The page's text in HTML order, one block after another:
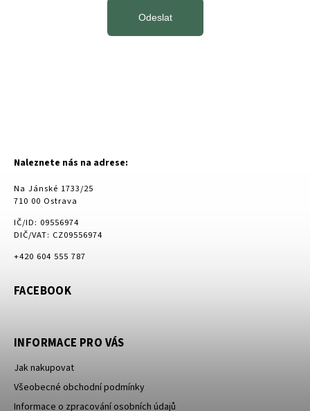
Odeslat
Naleznete nás na adrese:
Na Jánské 1733/25
710 00 Ostrava
IČ/ID: 09556974
DIČ/VAT: CZ09556974
+420 604 555 787
FACEBOOK
INFORMACE PRO VÁS
Jak nakupovat
Všeobecné obchodní podmínky
Informace o zpracování osobních údajů